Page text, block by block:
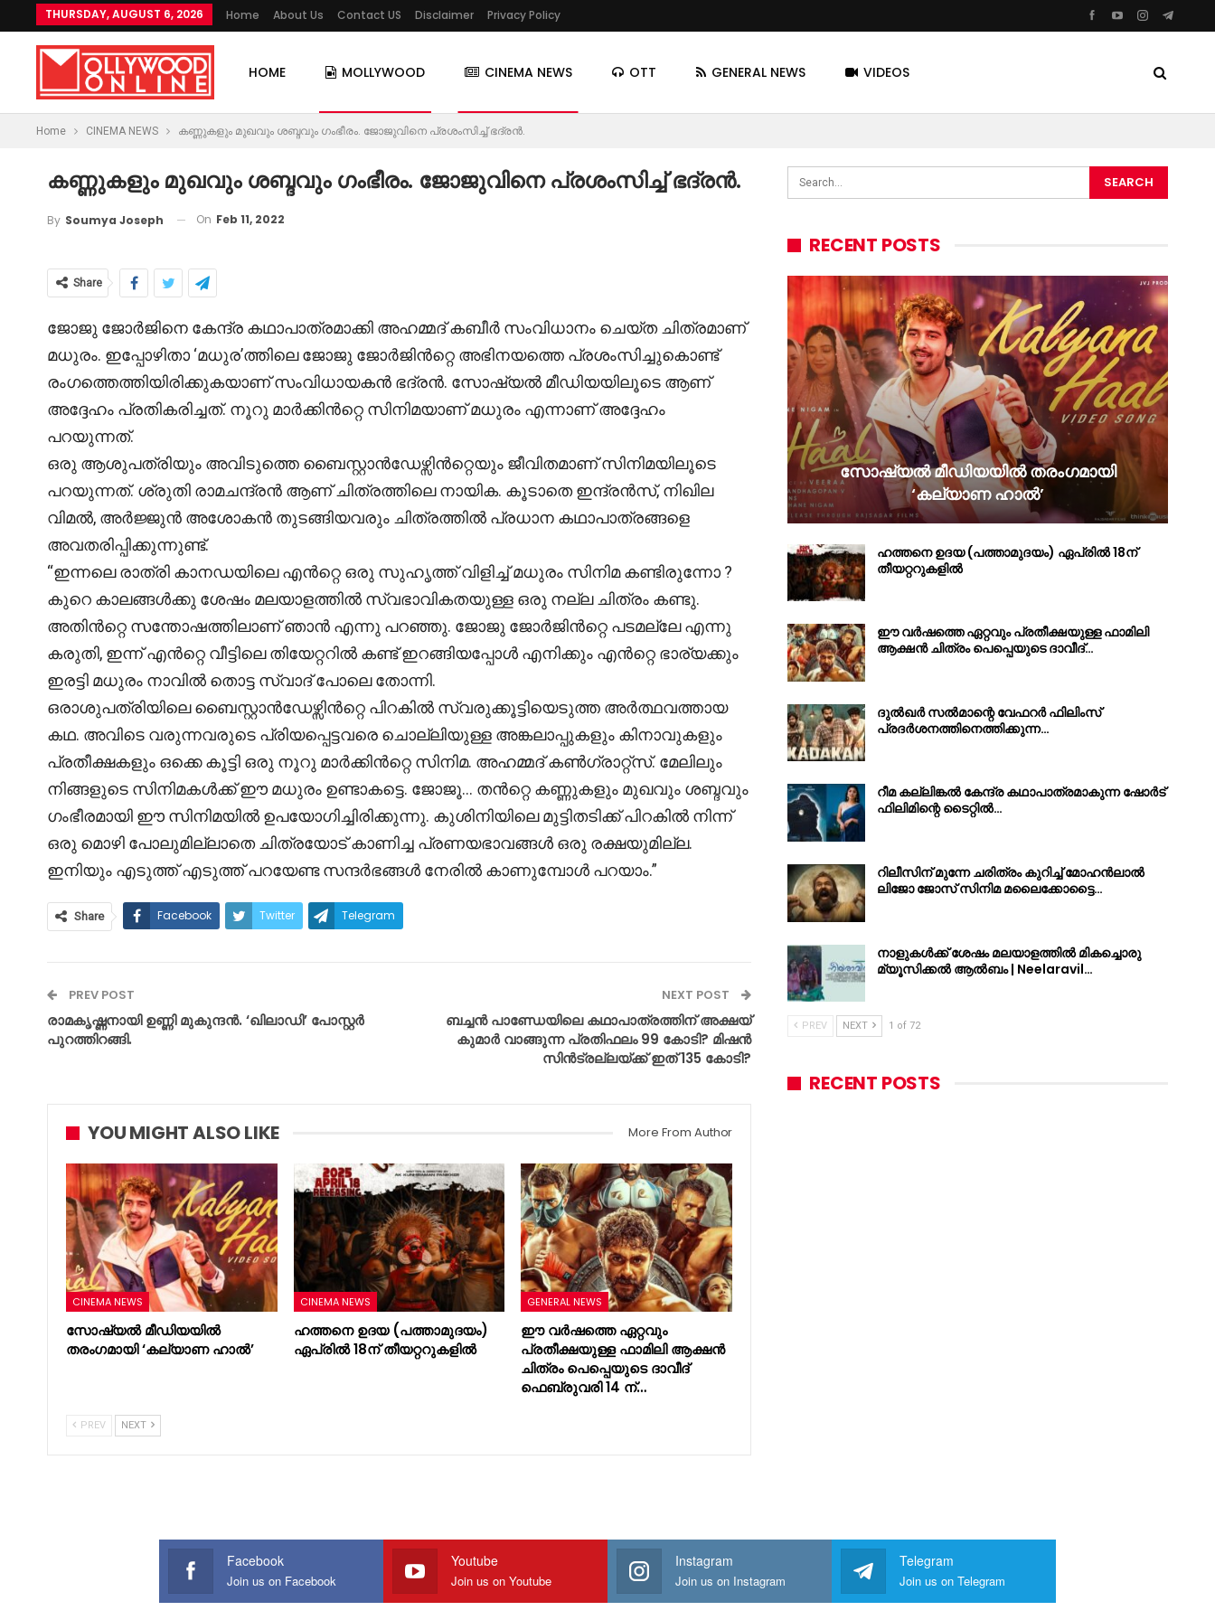
THURSDAY, AUGUST 6, 2026 Home About Us Contact US Disclaimer Privacy Policy
HOME MOLLYWOOD CINEMA NEWS OTT GENERAL NEWS VIDEOS
Home CINEMA NEWS കണ്ണുകളും മുഖവും ശബ്ദവും ഗംഭീരം. ജോജുവിനെ പ്രശംസിച്ച് ഭദ്രൻ.
കണ്ണുകളും മുഖവും ശബ്ദവും ഗംഭീരം. ജോജുവിനെ പ്രശംസിച്ച് ഭദ്രൻ.
By Soumya Joseph On Feb 11, 2022
Share
ജോജു ജോർജിനെ കേന്ദ്ര കഥാപാത്രമാക്കി അഹമ്മദ് കബീർ സംവിധാനം ചെയ്ത ചിത്രമാണ്
മധുരം. ഇപ്പോഴിതാ ‘മധുര’ത്തിലെ ജോജു ജോർജിൻറ്റെ അഭിനയത്തെ പ്രശംസിച്ചുകൊണ്ട്
രംഗത്തെത്തിയിരിക്കുകയാണ് സംവിധായകൻ ഭദ്രൻ. സോഷ്യൽ മീഡിയയിലൂടെ ആണ്
അദ്ദേഹം പ്രതികരിച്ചത്. നൂറു മാർക്കിൻറ്റെ സിനിമയാണ് മധുരം എന്നാണ് അദ്ദേഹം
പറയുന്നത്.
ഒരു ആശുപത്രിയും അവിടുത്തെ ബൈസ്റ്റാൻഡേഴ്സിൻറ്റെയും ജീവിതമാണ് സിനിമയിലൂടെ
പറയുന്നത്. ശ്രുതി രാമചന്ദ്രൻ ആണ് ചിത്രത്തിലെ നായിക. കൂടാതെ ഇന്ദ്രൻസ്, നിഖില
വിമൽ, അർജ്ജുൻ അശോകൻ തുടങ്ങിയവരും ചിത്രത്തിൽ പ്രധാന കഥാപാത്രങ്ങളെ
അവതരിപ്പിക്കുന്നുണ്ട്.
“ഇന്നലെ രാത്രി കാനഡയിലെ എൻറ്റെ ഒരു സുഹൃത്ത് വിളിച്ച് മധുരം സിനിമ കണ്ടിരുന്നോ ?
കുറെ കാലങ്ങൾക്കു ശേഷം മലയാളത്തിൽ സ്വഭാവികതയുള്ള ഒരു നല്ല ചിത്രം കണ്ടു.
അതിൻറ്റെ സന്തോഷത്തിലാണ് ഞാൻ എന്നു പറഞ്ഞു. ജോജു ജോർജിൻറ്റെ പടമല്ലേ എന്നു
കരുതി, ഇന്ന് എൻറ്റെ വീട്ടിലെ തിയേറ്ററിൽ കണ്ട് ഇറങ്ങിയപ്പോൾ എനിക്കും എൻറ്റെ ഭാര്യക്കും
ഇരട്ടി മധുരം നാവിൽ തൊട്ട സ്വാദ് പോലെ തോന്നി.
ഒരാശുപത്രിയിലെ ബൈസ്റ്റാൻഡേഴ്സിൻറ്റെ പിറകിൽ സ്വരുക്കൂട്ടിയെടുത്ത അർത്ഥവത്തായ
കഥ. അവിടെ വരുന്നവരുടെ പ്രിയപ്പെട്ടവരെ ചൊല്ലിയുള്ള അങ്കലാപ്പുകളും കിനാവുകളും
പ്രതീക്ഷകളും ഒക്കെ കൂട്ടി ഒരു നൂറു മാർക്കിൻറ്റെ സിനിമ. അഹമ്മദ് കൺഗ്രാറ്റ്സ്. മേലിലും
നിങ്ങളുടെ സിനിമകൾക്ക് ഈ മധുരം ഉണ്ടാകട്ടെ. ജോജൂ… തൻറ്റെ കണ്ണുകളും മുഖവും ശബ്ദവും
ഗംഭീരമായി ഈ സിനിമയിൽ ഉപയോഗിച്ചിരിക്കുന്നു. കുശിനിയിലെ മുട്ടിതടിക്ക് പിറകിൽ നിന്ന്
ഒരു മൊഴി പോലുമില്ലാതെ ചിത്രയോട് കാണിച്ച പ്രണയഭാവങ്ങൾ ഒരു രക്ഷയുമില്ല.
ഇനിയും എടുത്ത് എടുത്ത് പറയേണ്ട സന്ദർഭങ്ങൾ നേരിൽ കാണുമ്പോൾ പറയാം.”
Share Facebook Twitter Telegram
PREV POST
രാമകൃഷ്ണനായി ഉണ്ണി മുകുന്ദൻ. ‘ഖിലാഡി’ പോസ്റ്റർ
പുറത്തിറങ്ങി.
NEXT POST
ബച്ചൻ പാണ്ഡേയിലെ കഥാപാത്രത്തിന് അക്ഷയ്
കുമാർ വാങ്ങുന്ന പ്രതിഫലം 99 കോടി? മിഷൻ
സിൻട്രല്ലയ്ക്ക് ഇത് 135 കോടി?
YOU MIGHT ALSO LIKE More From Author
CINEMA NEWS
സോഷ്യൽ മീഡിയയിൽ
തരംഗമായി ‘കല്യാണ ഹാൽ’
CINEMA NEWS
ഹത്തനെ ഉദയ (പത്താമുദയം)
ഏപ്രിൽ 18ന് തീയറ്ററുകളിൽ
GENERAL NEWS
ഈ വർഷത്തെ ഏറ്റവും
പ്രതീക്ഷയുള്ള ഫാമിലി ആക്ഷൻ
ചിത്രം പെപ്പെയുടെ ദാവീദ്
ഫെബ്രുവരി 14 ന്…
PREV NEXT
RECENT POSTS
സോഷ്യൽ മീഡിയയിൽ തരംഗമായി
‘കല്യാണ ഹാൽ’
ഹത്തനെ ഉദയ (പത്താമുദയം) ഏപ്രിൽ 18ന്
തീയറ്ററുകളിൽ
ഈ വർഷത്തെ ഏറ്റവും പ്രതീക്ഷയുള്ള ഫാമിലി
ആക്ഷൻ ചിത്രം പെപ്പെയുടെ ദാവീദ്…
ദുൽഖർ സൽമാന്റെ വേഫറർ ഫിലിംസ്
പ്രദർശനത്തിനെത്തിക്കുന്ന…
റീമ കല്ലിങ്കൽ കേന്ദ്ര കഥാപാത്രമാകുന്ന ഷോർട്
ഫിലിമിന്റെ ടൈറ്റിൽ…
റിലീസിന് മുന്നേ ചരിത്രം കുറിച്ച് മോഹൻലാൽ
ലിജോ ജോസ് സിനിമ മലൈക്കോട്ടൈ…
നാളുകൾക്ക് ശേഷം മലയാളത്തിൽ മികച്ചൊരു
മ്യൂസിക്കൽ ആൽബം | Neelaravil…
PREV NEXT 1 of 72
RECENT POSTS
Facebook
Join us on Facebook
Youtube
Join us on Youtube
Instagram
Join us on Instagram
Telegram
Join us on Telegram